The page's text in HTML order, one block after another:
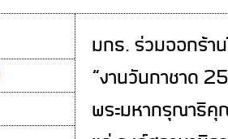
มกธ. ร่วมออกร้า
“งานวันกาชาด
พระมหากรุณาธิคุ